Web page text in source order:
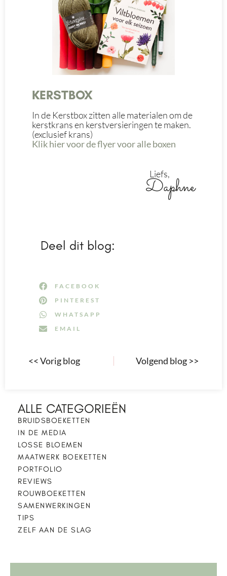
KERSTBOX
In de Kerstbox zitten alle materialen om de
kerstkrans en kerstversieringen te maken.
(exclusief krans)
Klik hier voor de flyer voor alle boxen
Liefs,
Daphne
Deel dit blog:
FACEBOOK
PINTEREST
WHATSAPP
EMAIL
<< Vorig blog Volgend blog >>
ALLE CATEGORIEËN
BRUIDSBOEKETTEN
IN DE MEDIA
LOSSE BLOEMEN
MAATWERK BOEKETTEN
PORTFOLIO
REVIEWS
ROUWBOEKETTEN
SAMENWERKINGEN
TIPS
ZELF AAN DE SLAG